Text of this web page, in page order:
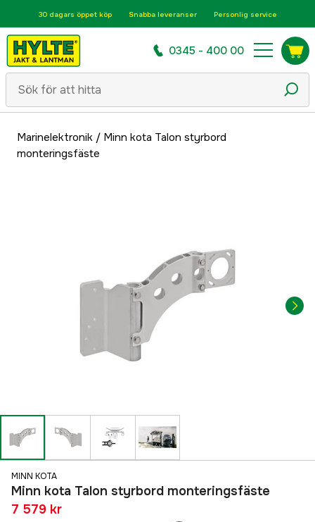
30 dagars öppet köp Snabba leveranser Personlig service
0345 - 400 00
Marinelektronik / Minn kota Talon styrbord
monteringsfäste
MINN KOTA
Minn kota Talon styrbord monteringsfäste
7 579 kr